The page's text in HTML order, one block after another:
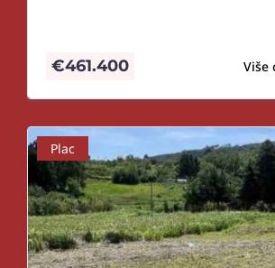
Više
€461.400
Plac